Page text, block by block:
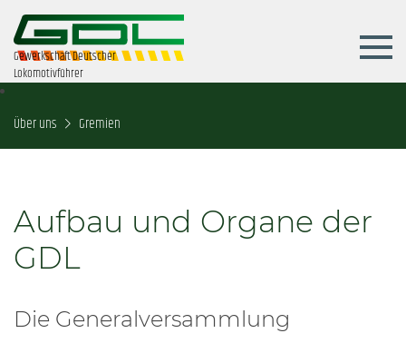
Gewerkschaft Deutscher
Lokomotivführer
Über uns Gremien
Aufbau und Organe der
GDL
Die Generalversammlung